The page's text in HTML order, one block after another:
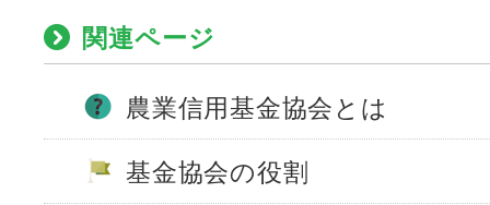
関連ページ
農業信用基金協会とは
基金協会の役割